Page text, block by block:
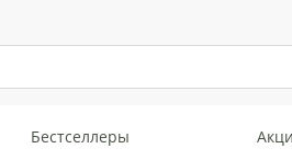
Бестселлеры